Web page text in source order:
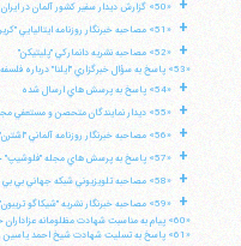
+ «50» گزارش ديدار سفير كشور آلمان در ايران
+ «51» مصاحبه خبرنگار روزنامه ايتاليايي "كريره دلايسرا"
+
«52» مصاحبه نشريه دانماركي "پليتيكن"
«53» پاسخ به سؤال خبرگزاري "ايلنا" درباره فلسفه نظارت شوراي نگهبان برانتخابات
+ «54» پاسخ به پرسش هاي ارسال شده
+ «55» ديدار نمايندگان متحصن و مستعفي مجلس ششم
+ «56» مصاحبه خبرنگار روزنامه آلماني "اشترن"
+ «57» پاسخ به پرسش هاي مجله "فلوشيپ" چاپ نيويورك
+ «58» مصاحبه تلويزيوني شبكه جهاني بي بي سي (WORLD BBC)
+
«59» مصاحبه خبرنگار نشريه "شيكاگو تريبون"
«60» پيام به مناسبت شهادت مظلومانه عزاداران حسيني در روز عاشورا
«61» پاسخ به تسليت شهادت شيخ احمد ياسين رهبر حماس
وب سایت
ایران، ،میدان
شماره ٨
تلفن 37740011-25-98+ تا 14
فکس